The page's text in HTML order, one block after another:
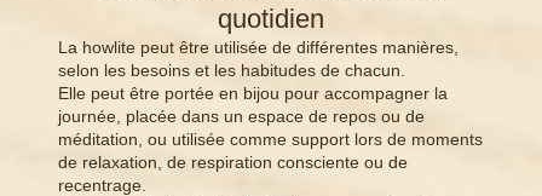
quotidien
La howlite peut être utilisée de différentes manières,
selon les besoins et les habitudes de chacun.
Elle peut être portée en bijou pour accompagner la
journée, placée dans un espace de repos ou de
méditation, ou utilisée comme support lors de moments
de relaxation, de respiration consciente ou de
recentrage.